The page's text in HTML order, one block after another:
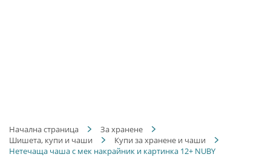
Начална страница
За хранене
Шишета, купи и чаши
Купи за хранене и чаши
Нетечаща чаша с мек накрайник и картинка 12+ NUBY